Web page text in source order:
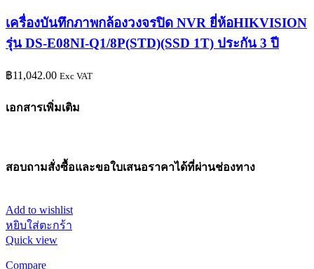
เครื่องบันทึกภาพกล้องวงจรปิด NVR ยี่ห้อHIKVISION
รุ่น DS-E08NI-Q1/8P(STD)(SSD 1T) ประกัน 3 ปี
฿11,042.00 Exc VAT
เอกสารเพิ่มเติม
สอบถามสั่งซื้อและขอใบเสนอราคาได้ที่ผ่านช่องทาง
Add to wishlist
หยิบใส่ตะกร้า
Quick view
Compare